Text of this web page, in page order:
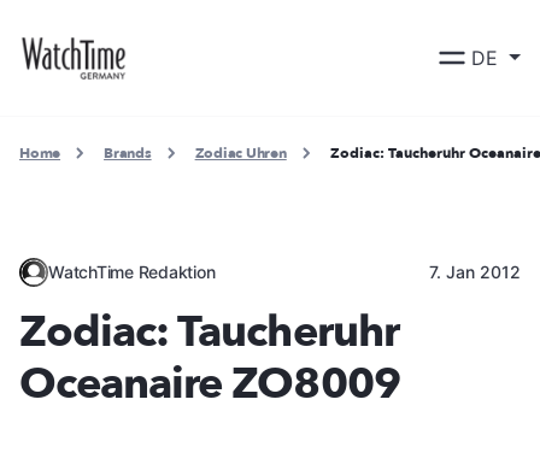
DE
Home Brands Zodiac Uhren Zodiac: Taucheruhr
WatchTime Redaktion 7. Jan 2012
Zodiac: Taucheruhr
Oceanaire ZO8009